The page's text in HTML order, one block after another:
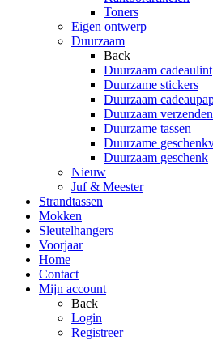
Toners
Eigen ontwerp
Duurzaam
Back
Duurzaam cadeaulint
Duurzame stickers
Duurzaam
Duurzaam verzenden
Duurzame tassen
Duurzame
Duurzaam geschenk
Nieuw
Juf & Meester
Strandtassen
Mokken
Sleutelhangers
Voorjaar
Home
Contact
Mijn account
Back
Login
Registreer